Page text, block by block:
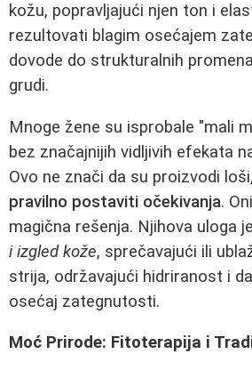
kožu, popravljajući njen ton i
rezultovati blagim osećajem
dovode do strukturalnih
grudi.
Mnoge žene su isprobale "mali
bez značajnijih vidljivih efekata
Ovo ne znači da su proizvodi
pravilno postaviti očekivanja.
magična rešenja. Njihova uloga
i izgled kože, sprečavajući ili
strija, održavajući hidriranost i
osećaj zategnutosti.
Moć Prirode: Fitoterapija i